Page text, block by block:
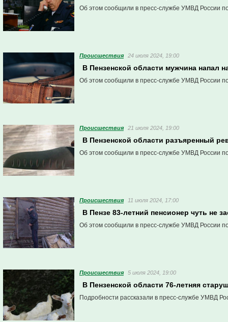
Об этом сообщили в пресс-службе УМВД России
Проиcшествия 24 июля 2024, 19:00
В Пензенской области мужчина напал
Об этом сообщили в пресс-службе УМВД России
Проиcшествия 21 июля 2024, 19:00
В Пензенской области разъяренный
Об этом сообщили в пресс-службе УМВД России
Проиcшествия 11 июля 2024, 17:00
В Пензе 83-летний пенсионер чуть не
Об этом сообщили в пресс-службе УМВД России
Проиcшествия 5 июля 2024, 19:00
В Пензенской области 76-летняя
Подробности рассказали в пресс-службе УМВД